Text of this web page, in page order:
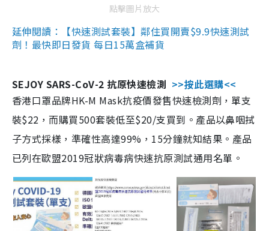
點擊圖片放大
延伸閱讀：【快速測試套裝】鄰住買開賣$9.9快速測試
劑！最快即日發貨 每日15萬盒補貨
SEJOY SARS-CoV-2 抗原快速檢測 >>按此選購<<
香港口罩品牌HK-M Mask抗疫價發售快速檢測劑，單支
裝$22，而購買500套裝低至$20/支買到。產品以鼻咽拭
子方式採樣，準確性高達99%，15分鐘就知結果。產品
已列在歐盟2019冠狀病毒病快速抗原測試通用名單。